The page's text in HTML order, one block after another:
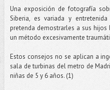
Una exposición de fotografía
Siberia, es variada y
pretenda demostrarles a sus
un método excesivamente
Estos consejos no se aplican a
sala de turbinas del metro de
niñas de 5 y 6 años. (1)